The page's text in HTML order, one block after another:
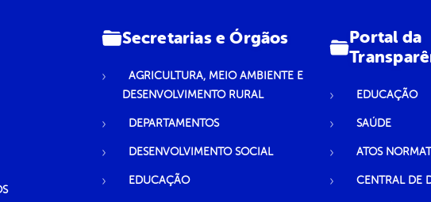
Secretarias e Órgãos
AGRICULTURA, MEIO AMBIENTE E
DESENVOLVIMENTO RURAL
DEPARTAMENTOS
DESENVOLVIMENTO SOCIAL
EDUCAÇÃO
Portal da
EDUCAÇÃO
SAÚDE
ATOS
CENTRAL DE